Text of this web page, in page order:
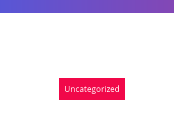
Uncategorized